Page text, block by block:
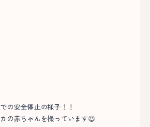
の安全停止の様子！！
の赤ちゃんを撮っています😆